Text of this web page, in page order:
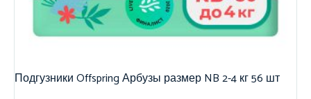
Подгузники Offspring Арбузы размер NB 2-4 кг 56 шт